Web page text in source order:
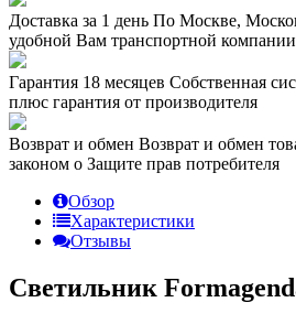
Доставка за 1 день По Москве,
удобной Вам транспортной компании
Гарантия 18 месяцев Собственная
плюс гарантия от производителя
Возврат и обмен Возврат и обмен
законом о Защите прав потребителя
Обзор
Характеристики
Отзывы
Светильник